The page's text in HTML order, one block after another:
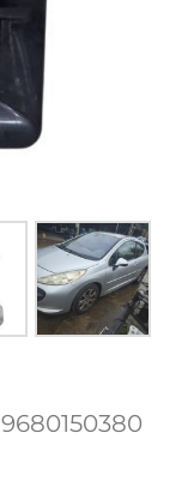
9680150380